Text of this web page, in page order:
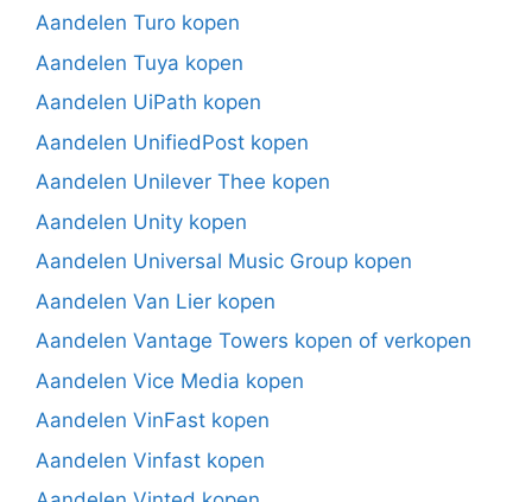
Aandelen Turo kopen
Aandelen Tuya kopen
Aandelen UiPath kopen
Aandelen UnifiedPost kopen
Aandelen Unilever Thee kopen
Aandelen Unity kopen
Aandelen Universal Music Group kopen
Aandelen Van Lier kopen
Aandelen Vantage Towers kopen of verkopen
Aandelen Vice Media kopen
Aandelen VinFast kopen
Aandelen Vinfast kopen